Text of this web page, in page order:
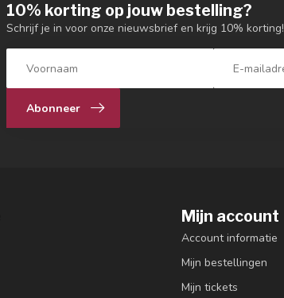
10% korting op jouw bestelling?
Schrijf je in voor onze nieuwsbrief en krijg 10% korting!
Abonneer
Mijn account
Account informatie
Mijn bestellingen
Mijn tickets